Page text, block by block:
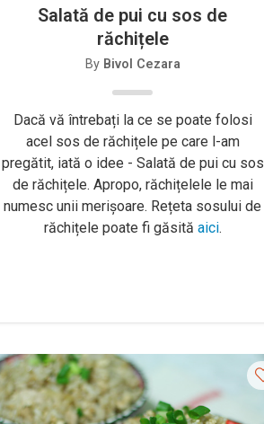
Salată de pui cu sos de
răchițele
By Bivol Cezara
Dacă vă întrebați la ce se poate folosi
acel sos de răchițele pe care l-am
pregătit, iată o idee - Salată de pui cu sos
de răchițele. Apropo, răchițelele le mai
numesc unii merișoare. Rețeta sosului de
răchițele poate fi găsită aici.